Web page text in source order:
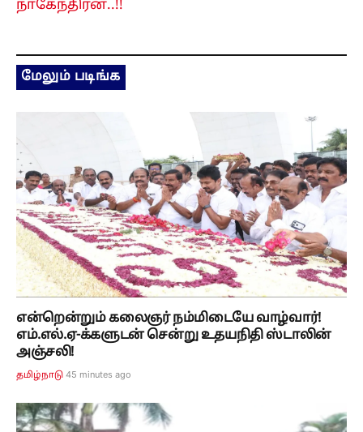
நாகேந்திரன்..!!
மேலும் படிங்க
என்றென்றும் கலைஞர் நம்மிடையே வாழ்வார்!
எம்.எல்.ஏ-க்களுடன் சென்று உதயநிதி ஸ்டாலின்
அஞ்சலி!
தமிழ்நாடு 45 minutes ago